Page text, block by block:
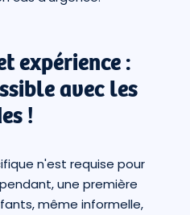
expérience :
avec les
!
n'est requise pour
une première
même informelle,